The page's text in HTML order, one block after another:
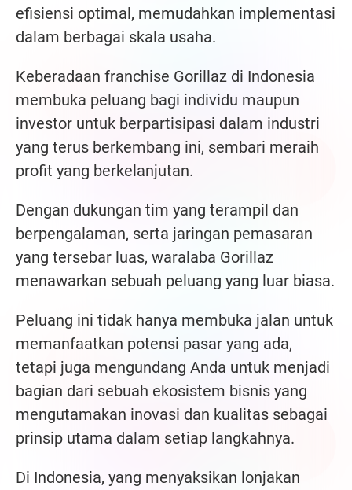
efisiensi optimal, memudahkan implementasi
dalam berbagai skala usaha.
Keberadaan franchise Gorillaz di Indonesia
membuka peluang bagi individu maupun
investor untuk berpartisipasi dalam industri
yang terus berkembang ini, sembari meraih
profit yang berkelanjutan.
Dengan dukungan tim yang terampil dan
berpengalaman, serta jaringan pemasaran
yang tersebar luas, waralaba Gorillaz
menawarkan sebuah peluang yang luar biasa.
Peluang ini tidak hanya membuka jalan untuk
memanfaatkan potensi pasar yang ada,
tetapi juga mengundang Anda untuk menjadi
bagian dari sebuah ekosistem bisnis yang
mengutamakan inovasi dan kualitas sebagai
prinsip utama dalam setiap langkahnya.
Di Indonesia, yang menyaksikan lonjakan